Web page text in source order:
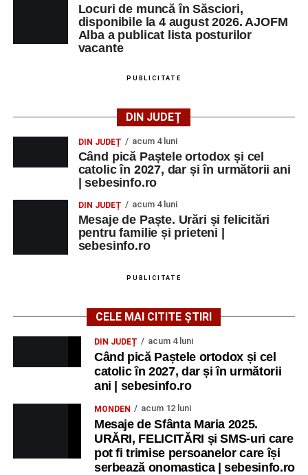
Locuri de muncă în Săsciori,
disponibile la 4 august 2026. AJOFM
Alba a publicat lista posturilor
vacante
PUBLICITATE
DIN JUDEȚ
DIN JUDEȚ acum 4 luni
Când pică Paștele ortodox și cel
catolic în 2027, dar și în următorii ani
| sebesinfo.ro
DIN JUDEȚ acum 4 luni
Mesaje de Paște. Urări și felicitări
pentru familie și prieteni |
sebesinfo.ro
PUBLICITATE
CELE MAI CITITE ȘTIRI
DIN JUDEȚ acum 4 luni
Când pică Paștele ortodox și cel
catolic în 2027, dar și în următorii
ani | sebesinfo.ro
MONDEN acum 12 luni
Mesaje de Sfânta Maria 2025.
URĂRI, FELICITĂRI și SMS-uri care
pot fi trimise persoanelor care își
serbează onomastica | sebesinfo.ro